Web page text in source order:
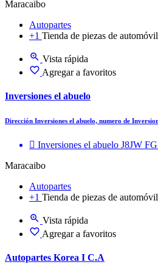
Maracaibo
Autopartes
+1 Tienda de piezas de automóvil
Vista rápida
Agregar a favoritos
Inversiones el abuelo
Dirección Inversiones el abuelo, numero de
Inversiones el abuelo J8JW
Maracaibo
Autopartes
+1 Tienda de piezas de automóvil
Vista rápida
Agregar a favoritos
Autopartes Korea I C.A